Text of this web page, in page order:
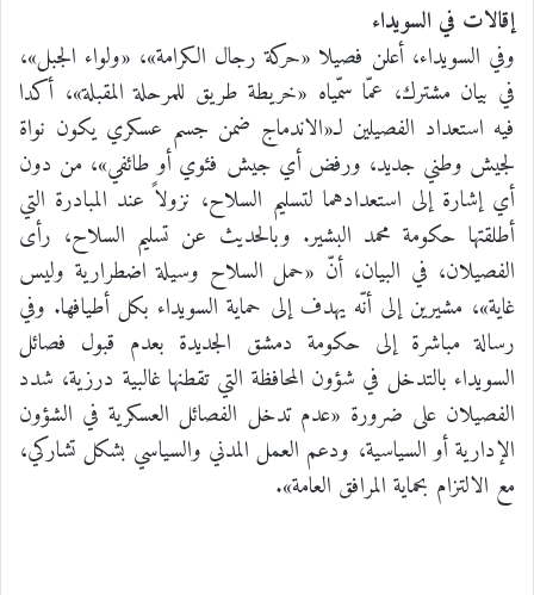
إقالات في السويداء
وفي السويداء، أعلن فصيلا «حركة رجال الكرامة»، «ولواء الجبل»،
في بيان مشترك، عمّا سمّياه «خريطة طريق للمرحلة المقبلة»، أكدا
فيه استعداد الفصيلين لـ«الاندماج ضمن جسم عسكري يكون نواة
لجيش وطني جديد، ورفض أي جيش فئوي أو طائفي»، من دون
أي إشارة إلى استعدادهما لتسليم السلاح، نزولاً عند المبادرة التي
أطلقتها حكومة محمد البشير. وبالحديث عن تسليم السلاح، رأى
الفصيلان، في البيان، أنّ «حمل السلاح وسيلة اضطرارية وليس
غاية»، مشيرين إلى أنّه يهدف إلى حماية السويداء بكل أطيافها. وفي
رسالة مباشرة إلى حكومة دمشق الجديدة بعدم قبول فصائل
السويداء بالتدخل في شؤون المحافظة التي تقطنها غالبية درزية، شدد
الفصيلان على ضرورة «عدم تدخل الفصائل العسكرية في الشؤون
الإدارية أو السياسية، ودعم العمل المدني والسياسي بشكل تشاركي،
مع الالتزام بحماية المرافق العامة».